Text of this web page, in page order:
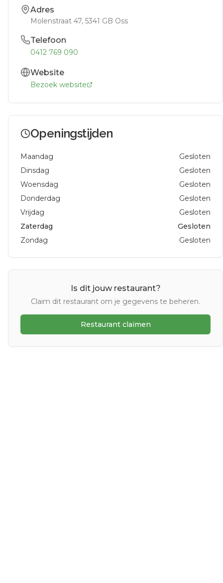
Adres
Molenstraat 47, 5341 GB Oss
Telefoon
0412 769 090
Website
Bezoek website
Openingstijden
Maandag
Gesloten
Dinsdag
Gesloten
Woensdag
Gesloten
Donderdag
Gesloten
Vrijdag
Gesloten
Zaterdag
Gesloten
Zondag
Gesloten
Is dit jouw restaurant?
Claim dit restaurant om je gegevens te beheren.
Restaurant claimen